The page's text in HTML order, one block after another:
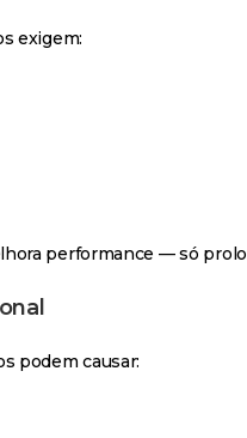
exigem:
performance — só
podem causar: